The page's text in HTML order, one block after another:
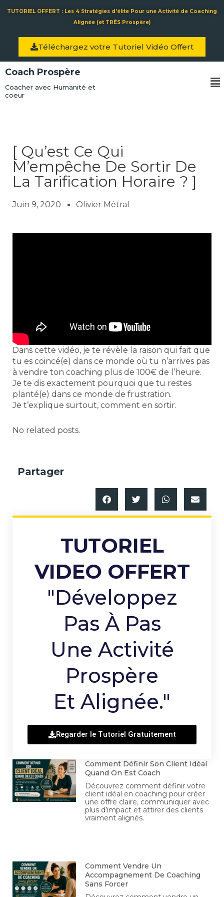
TUTORIEL OFFERT : Les 4 Stratégies d'élite Pour une Activité de Coaching
Alignée (et TRÈS Prospère)
Téléchargez votre Tutoriel Vidéo Offert
Coach Prospère
Coacher avec Humanité et
coeur
[ Qu’est Ce Qui
M’empêche De Sortir De
La Tarification Horaire ? ]
Juin 9, 2020 Olivier Métral
Dans cette vidéo, je te révèle la raison qui fait que
tu es coincé(e) dans ce monde où tu n’arrives pas
à vendre ton coaching plus de 100€ de l’heure.
Je te dis exactement pourquoi que tu restes
planté(e) dans ce monde de frustration.
Je t’explique surtout, comment en sortir.
No related posts.
Partager
TUTORIEL
VIDEO OFFERT
"Développez
Pas À Pas
Une Activité
Prospère
Et Alignée."
Regarder le Tutoriel Gratuitement
Comment Définir Son Client Idéal
Quand On Est Coach
Découvrez comment définir votre
client idéal en coaching pour créer
une offre claire, communiquer avec
plus d’impact et attirer des clients
vraiment alignés.
Comment Vendre Un
Accompagnement De Coaching
Sans Forcer